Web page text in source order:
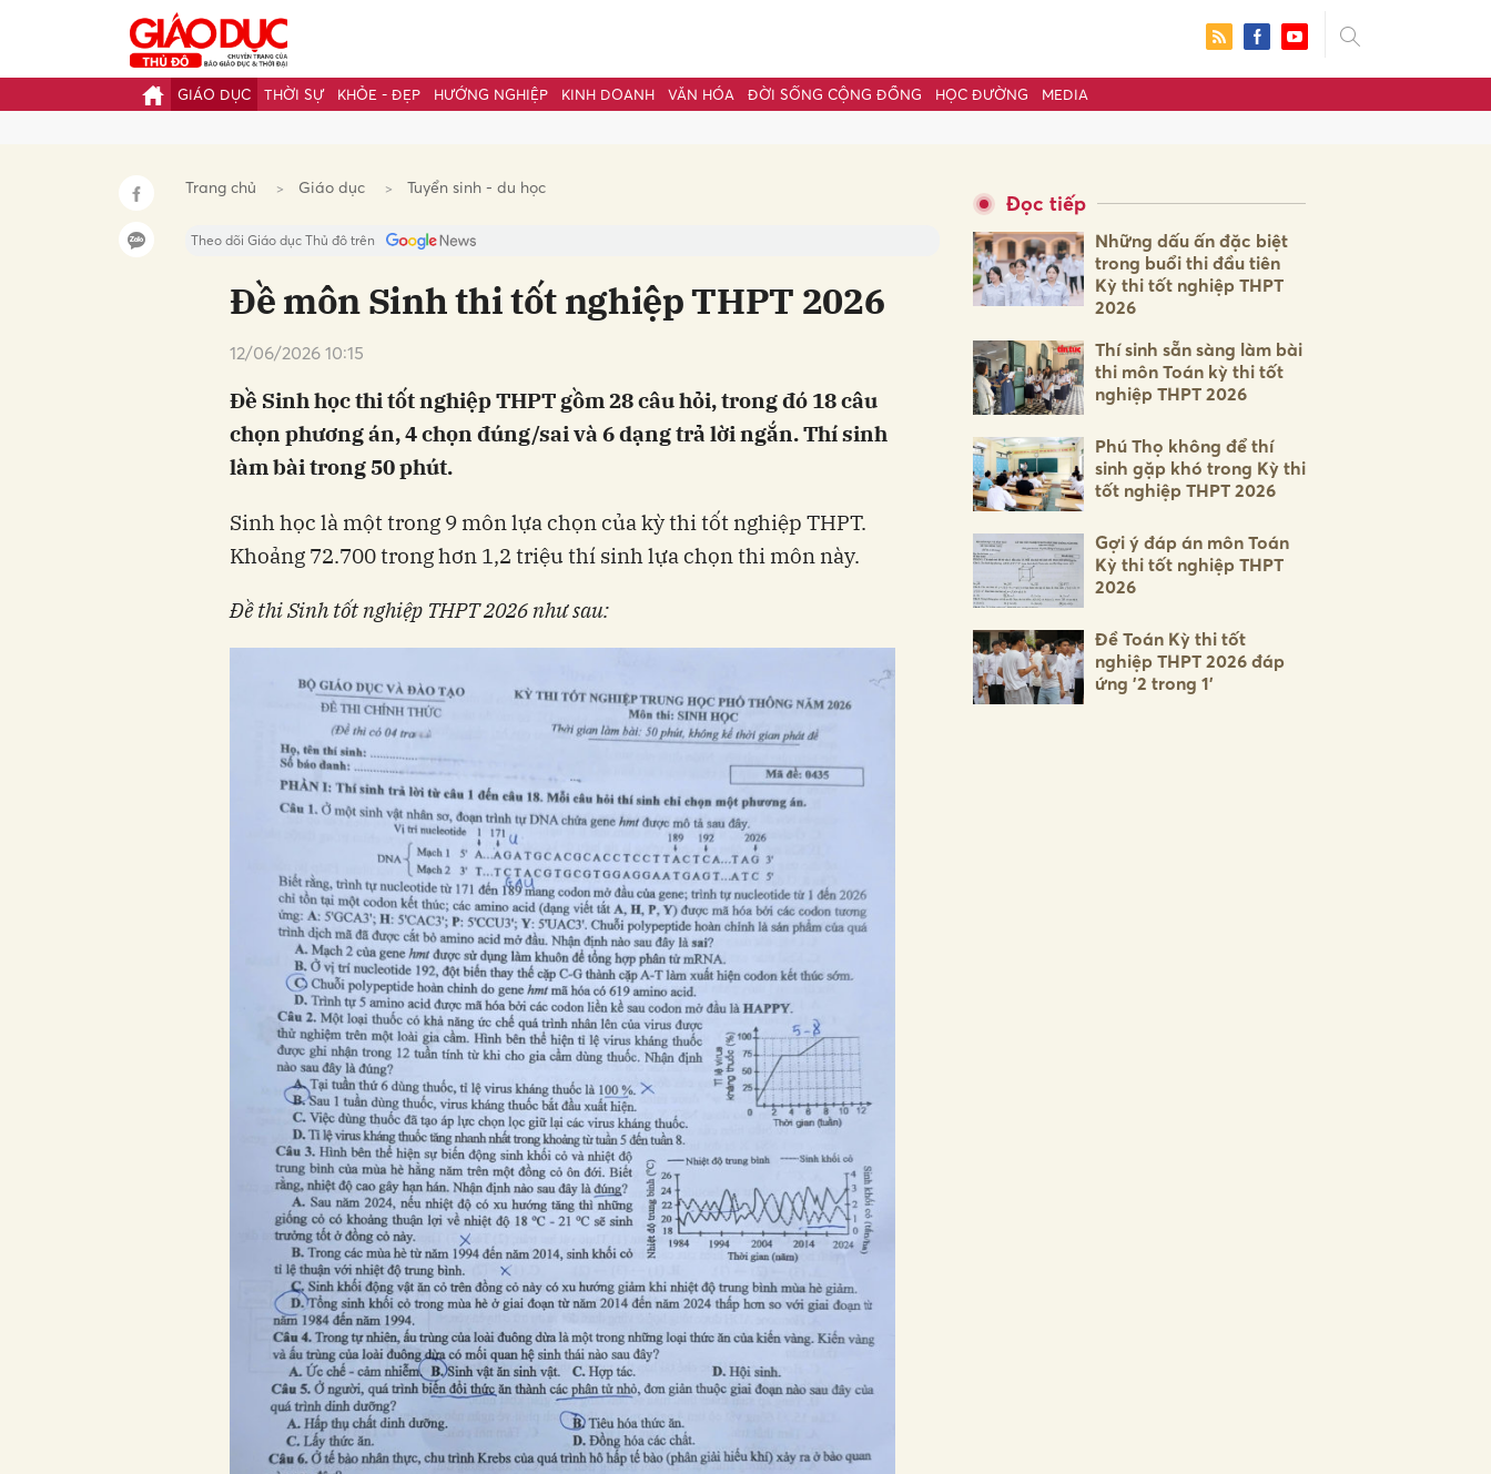
GIÁO DỤC THỜI SỰ KHỎE - ĐẸP HƯỚNG NGHIỆP KINH DOANH VĂN HÓA ĐỜI SỐNG CỘNG ĐỒNG HỌC ĐƯỜNG MEDIA
Trang chủ Giáo dục Tuyển sinh - du học
Theo dõi Giáo dục Thủ đô trên
Đề môn Sinh thi tốt nghiệp THPT 2026
12/06/2026 10:15
Đề Sinh học thi tốt nghiệp THPT gồm 28 câu hỏi, trong đó 18 câu
chọn phương án, 4 chọn đúng/sai và 6 dạng trả lời ngắn. Thí sinh
làm bài trong 50 phút.
Sinh học là một trong 9 môn lựa chọn của kỳ thi tốt nghiệp THPT.
Khoảng 72.700 trong hơn 1,2 triệu thí sinh lựa chọn thi môn này.
Đề thi Sinh tốt nghiệp THPT 2026 như sau:
Đọc tiếp
Những dấu ấn đặc biệt
trong buổi thi đầu tiên
Kỳ thi tốt nghiệp THPT
2026
Thí sinh sẵn sàng làm bài
thi môn Toán kỳ thi tốt
nghiệp THPT 2026
Phú Thọ không để thí
sinh gặp khó trong Kỳ thi
tốt nghiệp THPT 2026
Gợi ý đáp án môn Toán
Kỳ thi tốt nghiệp THPT
2026
Đề Toán Kỳ thi tốt
nghiệp THPT 2026 đáp
ứng '2 trong 1'
Gửi bình luận
Hủy Gửi